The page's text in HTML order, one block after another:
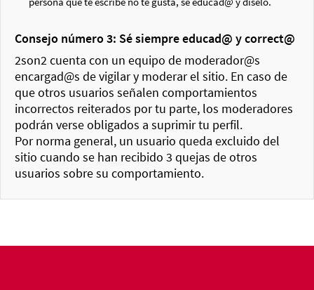
Consejo número 3: Sé siempre educad@ y correct@
2son2 cuenta con un equipo de moderador@s
encargad@s de vigilar y moderar el sitio. En caso de
que otros usuarios señalen comportamientos
incorrectos reiterados por tu parte, los moderadores
podrán verse obligados a suprimir tu perfil.
Por norma general, un usuario queda excluido del
sitio cuando se han recibido 3 quejas de otros
usuarios sobre su comportamiento.